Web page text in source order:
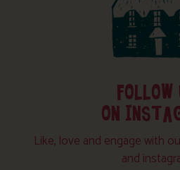
ON
Like, love and engage with
and